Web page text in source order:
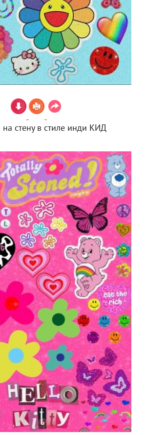
стену в стиле инди КИД